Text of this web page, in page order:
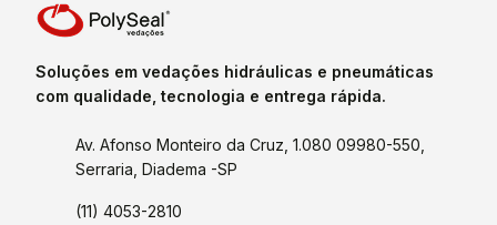
Soluções em vedações hidráulicas e pneumáticas
com qualidade, tecnologia e entrega rápida.
Av. Afonso Monteiro da Cruz, 1.080 09980-550,
Serraria, Diadema -SP
(11) 4053-2810